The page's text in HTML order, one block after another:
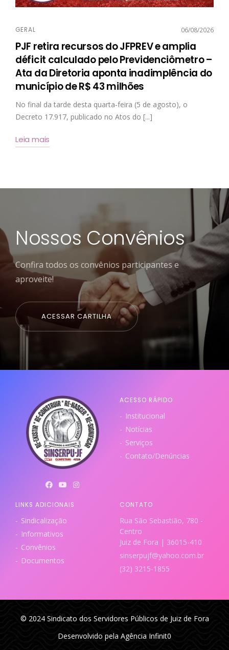
GERAL 06/08/2026
PJF retira recursos do JFPREV e amplia
déficit calculado pelo Previdenciômetro –
Ata da Diretoria aponta inadimplência do
município de R$ 43 milhões
No final da tarde desta quarta-feira (5 de agosto), o
Decreto 17.917, publicado no Atos do [...]
Leia mais
Nossos Convênios
Confira todos os convênios participantes e
aproveite!
ACESSAR CARTILHA
ACESSO RÁPIDO
Institucional
Notícias
Serviços
Contato/Denúncias
LINKS ADICIONAIS
Sindicalização
Informativos
Convênios
Documentos
CONTATO
Rua São Sebastião, 780 -
Centro
Juiz de Fora | 36015-410
sinserpujf@yahoo.com.br
(32) 3215-1855
© 2024 Sindicato dos Servidores Públicos de Juiz de Fora
Desenvolvido pela Agência Infinit0